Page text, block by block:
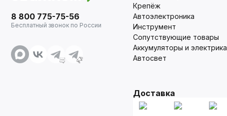
8 800 775-75-56
Бесплатный звонок по России
Крепёж
Автоэлектроника
Инструмент
Сопутствующие товары
Аккумуляторы и электрика
Автосвет
Доставка